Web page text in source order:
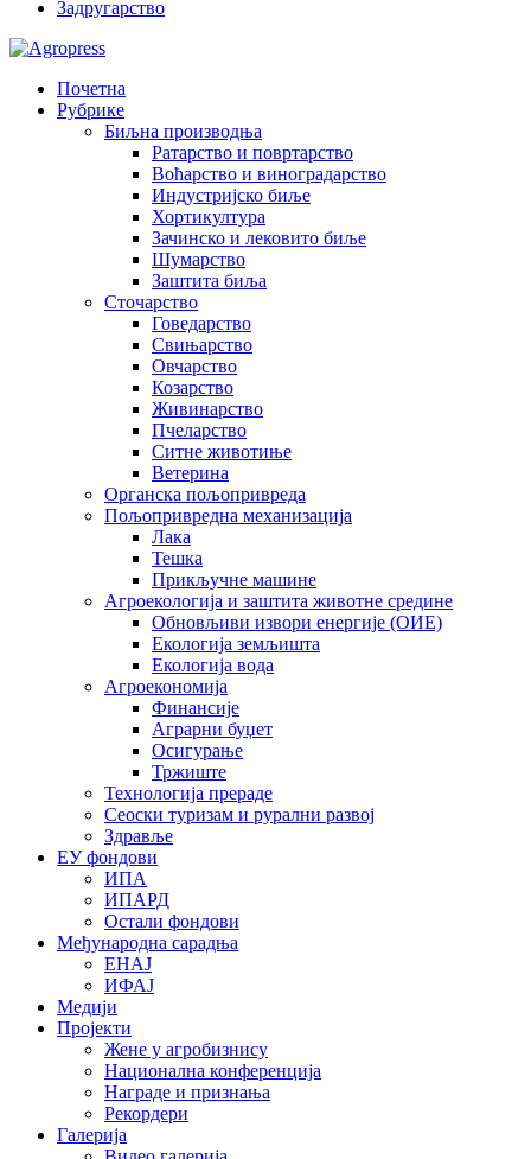
Задругарство
Почетна
Рубрике
Биљна производња
Ратарство и повртарство
Воћарство и виноградарство
Индустријско биље
Хортикултура
Зачинско и лековито биље
Шумарство
Заштита биља
Сточарство
Говедарство
Свињарство
Овчарство
Козарство
Живинарство
Пчеларство
Ситне животиње
Ветерина
Органска пољопривреда
Пољопривредна механизација
Лака
Тешка
Прикључне машине
Агроекологија и заштита животне средине
Обновљиви извори енергије (ОИЕ)
Екологија земљишта
Екологија вода
Агроекономија
Финансије
Аграрни буџет
Осигурање
Тржиште
Технологија прераде
Сеоски туризам и рурални развој
Здравље
ЕУ фондови
ИПА
ИПАРД
Остали фондови
Међународна сарадња
ЕНАЈ
ИФАЈ
Медији
Пројекти
Жене у агробизнису
Национална конференција
Награде и признања
Рекордери
Галерија